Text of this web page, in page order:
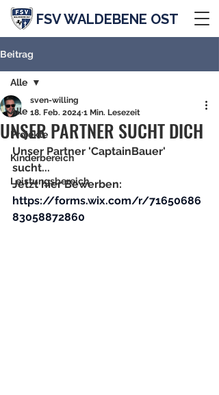
FSV WALDEBENE OST
Beitrag
Alle
Projekte
Kinderbereich
Leistungsbereich
Alle
UNSER PARTNER SUCHT DICH
sven-willing
18. Feb. 2024 1 Min. Lesezeit
Unser Partner 'CaptainBauer'
sucht...
Jetzt hier Bewerben:
https://forms.wix.com/r/71650686
83058872860